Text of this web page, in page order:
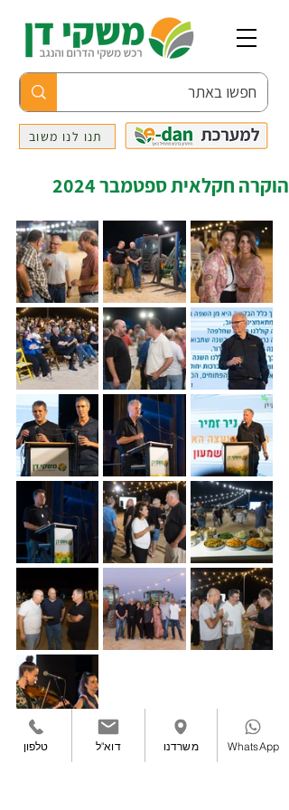
תנו לנו משוב
הוקרה חקלאית ספטמבר 2024
טלפון דוא"ל משרדנו WhatsApp